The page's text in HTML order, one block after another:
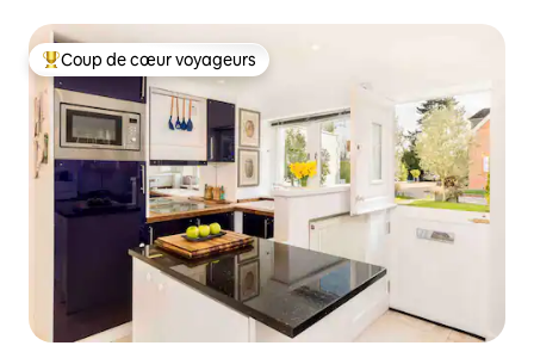
Coups de cœur voyageurs les plus appréciés
Coup de cœur voyageurs